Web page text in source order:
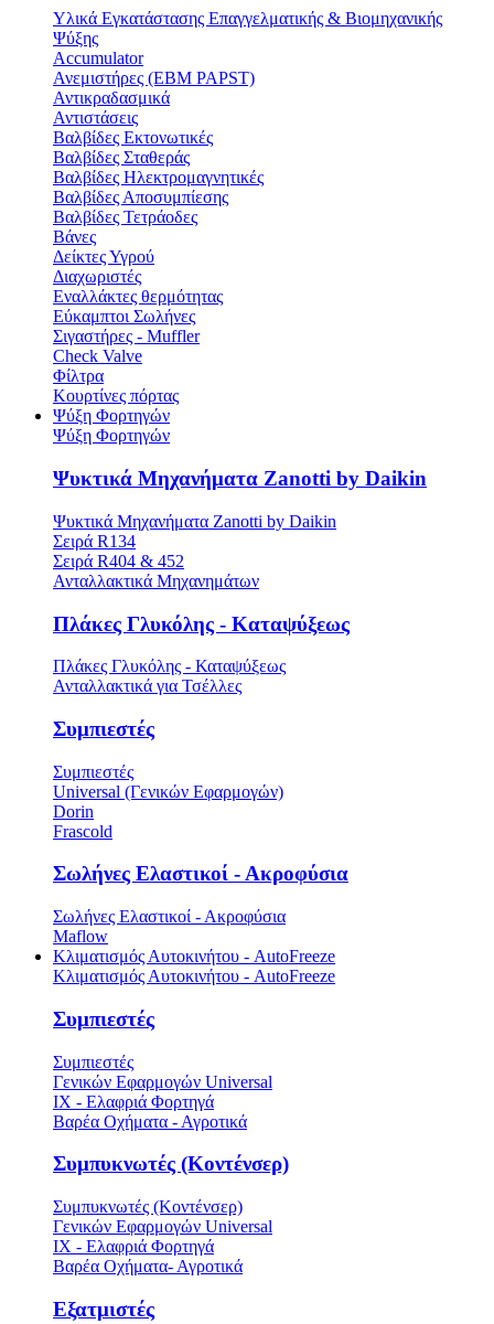
Υλικά Εγκατάστασης Επαγγελματικής & Βιομηχανικής
Ψύξης
Accumulator
Ανεμιστήρες (ΕΒΜ PAPST)
Αντικραδασμικά
Αντιστάσεις
Βαλβίδες Εκτονωτικές
Βαλβίδες Σταθεράς
Βαλβίδες Ηλεκτρομαγνητικές
Βαλβίδες Αποσυμπίεσης
Βαλβίδες Τετράοδες
Βάνες
Δείκτες Υγρού
Διαχωριστές
Εναλλάκτες θερμότητας
Εύκαμπτοι Σωλήνες
Σιγαστήρες - Muffler
Check Valve
Φίλτρα
Κουρτίνες πόρτας
Ψύξη Φορτηγών
Ψύξη Φορτηγών
Ψυκτικά Μηχανήματα Zanotti by Daikin
Ψυκτικά Μηχανήματα Zanotti by Daikin
Σειρά R134
Σειρά R404 & 452
Ανταλλακτικά Μηχανημάτων
Πλάκες Γλυκόλης - Καταψύξεως
Πλάκες Γλυκόλης - Καταψύξεως
Ανταλλακτικά για Τσέλλες
Συμπιεστές
Συμπιεστές
Universal (Γενικών Εφαρμογών)
Dorin
Frascold
Σωλήνες Ελαστικοί - Ακροφύσια
Σωλήνες Ελαστικοί - Ακροφύσια
Maflow
Κλιματισμός Αυτοκινήτου - AutoFreeze
Κλιματισμός Αυτοκινήτου - AutoFreeze
Συμπιεστές
Συμπιεστές
Γενικών Εφαρμογών Universal
ΙΧ - Ελαφριά Φορτηγά
Βαρέα Οχήματα - Αγροτικά
Συμπυκνωτές (Κοντένσερ)
Συμπυκνωτές (Κοντένσερ)
Γενικών Εφαρμογών Universal
ΙΧ - Ελαφριά Φορτηγά
Βαρέα Οχήματα- Αγροτικά
Εξατμιστές